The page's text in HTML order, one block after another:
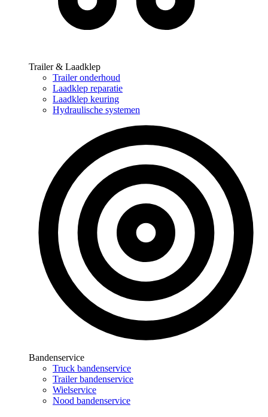
Trailer & Laadklep
Trailer onderhoud
Laadklep reparatie
Laadklep keuring
Hydraulische systemen
Bandenservice
Truck bandenservice
Trailer bandenservice
Wielservice
Nood bandenservice